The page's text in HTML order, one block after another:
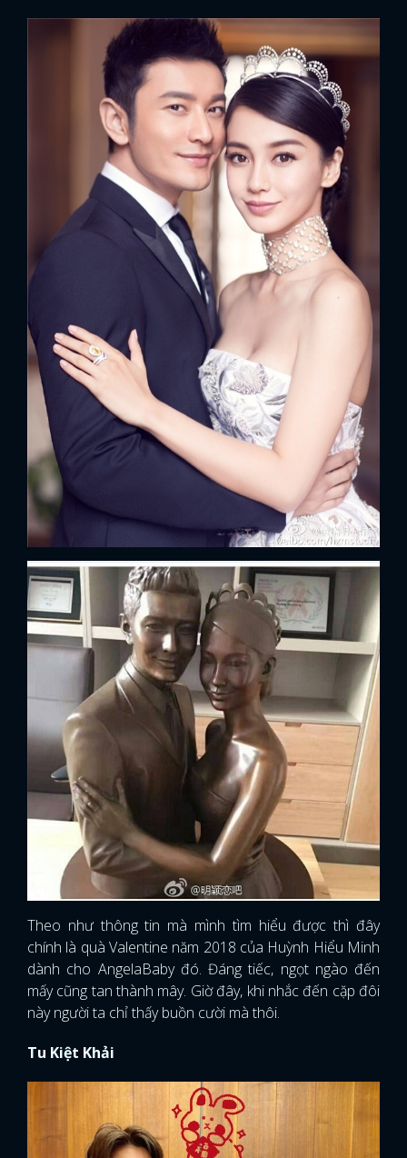
Theo như thông tin mà mình tìm hiểu được thì đây
chính là quà Valentine năm 2018 của Huỳnh Hiểu Minh
dành cho AngelaBaby đó. Đáng tiếc, ngọt ngào đến
mấy cũng tan thành mây. Giờ đây, khi nhắc đến cặp đôi
này người ta chỉ thấy buồn cười mà thôi.
Tu Kiệt Khải